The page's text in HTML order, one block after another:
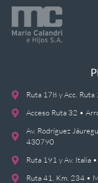
Ruta 178 y Acc.
Acceso Ruta 32 •
Av. Rodríguez
430790
Ruta 191 y Av. Italia
Ruta 41, Km. 234 •